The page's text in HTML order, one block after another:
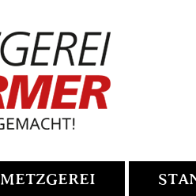
METZGEREI